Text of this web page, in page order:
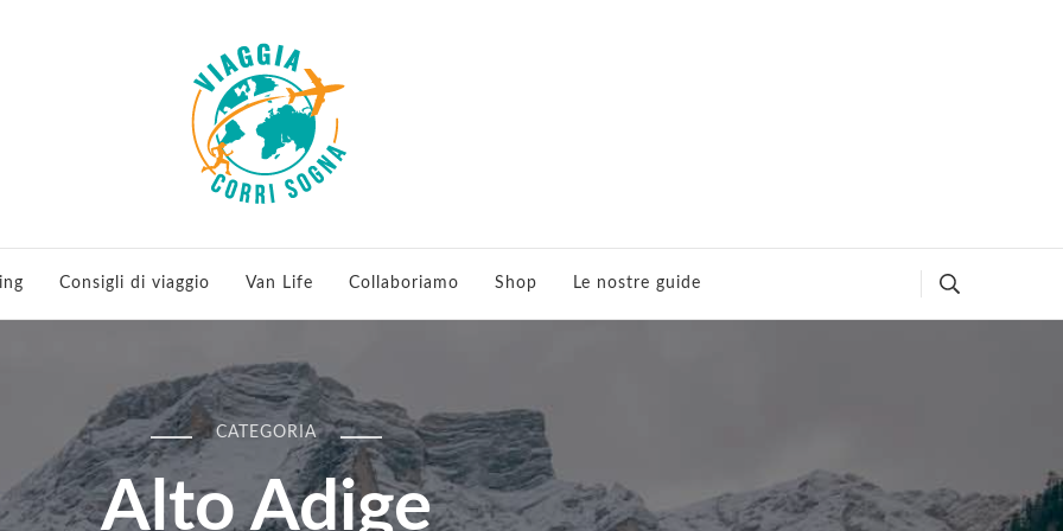
e running
Consigli di viaggio Van Life Collaboriamo Shop Le nostre guide
CATEGORIA
Alto Adige